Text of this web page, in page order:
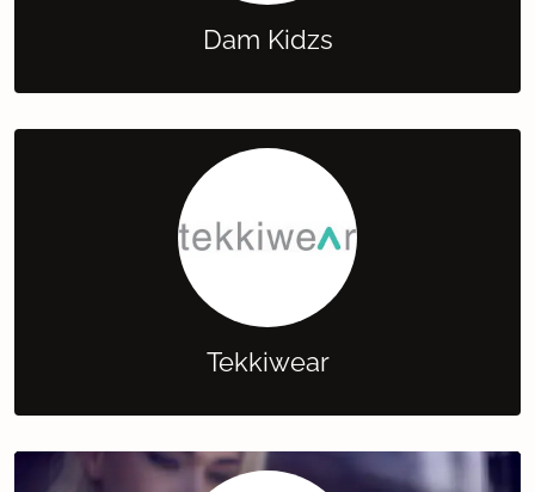
Dam Kidzs
Tekkiwear